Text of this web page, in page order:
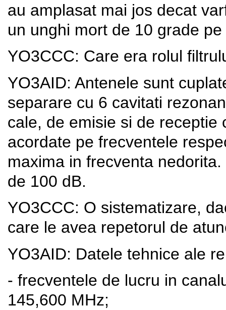
au amplasat mai jos decat
un unghi mort de 10 grade
YO3CCC: Care era rolul
YO3AID: Antenele sunt
separare cu 6 cavitati
cale, de emisie si de
acordate pe frecventele
maxima in frecventa
de 100 dB.
YO3CCC: O sistematizare,
care le avea repetorul de
YO3AID: Datele tehnice ale
- frecventele de lucru in
145,600 MHz;